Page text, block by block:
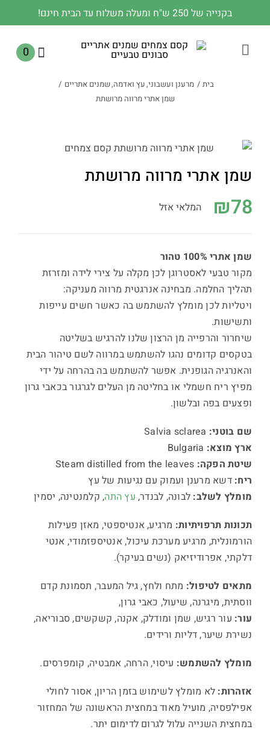
לתוכן
בקנייה של 250 ש"ח ומעלה משלוח עד הבית חינם!
Toggle
Navigation
0
בית מרענן ועשבוני עץ ואדמה שמנים אתריים
שמן אתרי מרווה מרושתת
שמן אתרי מרווה מרושתת
₪78 המלאי אזל
שמן אתרי 100% טהור
מקור טבעי לאסטרוגן לכן מקלה על צירי לידה ומזרזת
תהליך החלמה. מבחינה אנרגטית מרווה מעניקה:
ויטליות לכן מומלץ להשתמש בה כאשר חשים עייפות
ותשישות.
שיחרור והרפייה מן הרצון שלנו להרגיש בשליטה
בטקסים קדומים נהגו להשתמש במרווה לשם טיהור הבית
והאנרגיה הגופנית. אפשר להשתמש בה בהרחה על ידי
מפיץ ריח חשמלי או בחליטה מן העלים לגרגור בכאבי גרון
ופצעים בפה ובלשון.
שם בוטני:
ארץ מוצא:
שיטת הפקה:
ריח: דשא מרענן ועמוק עם נגיעות של עץ
מומלץ לשלב: לבונה, לבנדר, עץ התה, קלמנטינה, יסמין
תכונות תרפויתיות: מרגיע, אנטיספטי, מאזן פעילות
הורמונלית, מרגיע מערכת עיכול, אנטיספזמודי, אנטי
דלקתי, אפרודיזיאק (נשים בעיקר).
מתאים לטיפול: מתח ולחץ, גיל המעבר, תסמונת קדם
ווסתית, מיגרנה, שיעול, כאבי גרון,
עור: עור רגיש, שמן ומודלק, אקנה, קשקשים, סבוריאה,
נשירת שיער, דליות ורידים.
מומלץ להשתמש: עיסוי, הרחה, אמבטיה, קומפרסים.
אזהרות: לא מומלץ לשימוש בזמן הריון, אסור לחולי
אפילפסיה, מועיל מאוד במחצית הראשונה של המחזור
במחצית השנייה עלול לגרום לדימום יתר.